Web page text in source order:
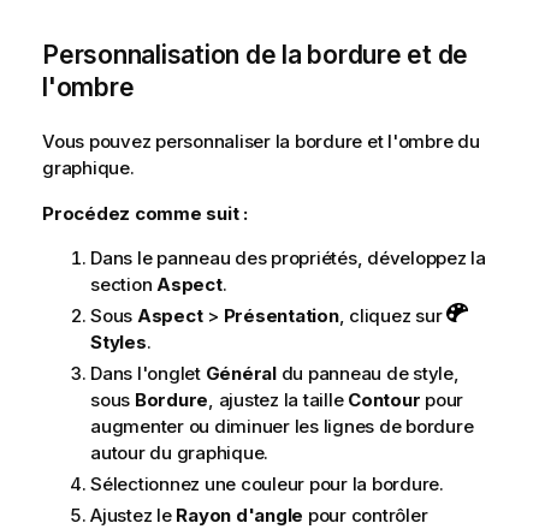
Personnalisation de la bordure et de
l'ombre
Vous pouvez personnaliser la bordure et l'ombre du
graphique.
Procédez comme suit :
Dans le panneau des propriétés, développez la
section Aspect.
Sous Aspect> Présentation, cliquez sur
Styles.
Dans l'onglet Généraldu panneau de style,
sous Bordure, ajustez la taille Contour pour
augmenter ou diminuer les lignes de bordure
autour du graphique.
Sélectionnez une couleur pour la bordure.
Ajustez le Rayon d'angle pour contrôler